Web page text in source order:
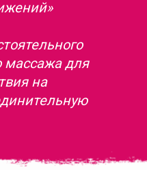
массажа для
на